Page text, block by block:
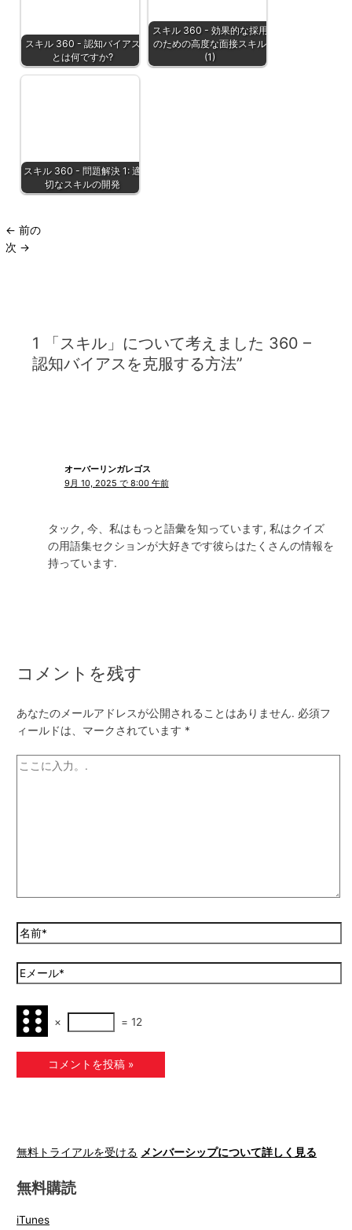
スキル 360 - 認知バイアス
とは何ですか?
スキル 360 - 効果的な採用
のための高度な面接スキル
(1)
スキル 360 - 問題解決 1: 適
切なスキルの開発
← 前の
次 →
1 「スキル」について考えました 360 –
認知バイアスを克服する方法”
オーバーリンガレゴス
9月 10, 2025 で 8:00 午前
タック, 今、私はもっと語彙を知っています, 私はクイズ
の用語集セクションが大好きです彼らはたくさんの情報を
持っています.
コメントを残す
あなたのメールアドレスが公開されることはありません. 必須フ
ィールドは、マークされています *
× = 12
無料トライアルを受ける メンバーシップについて詳しく見る
無料購読
iTunes